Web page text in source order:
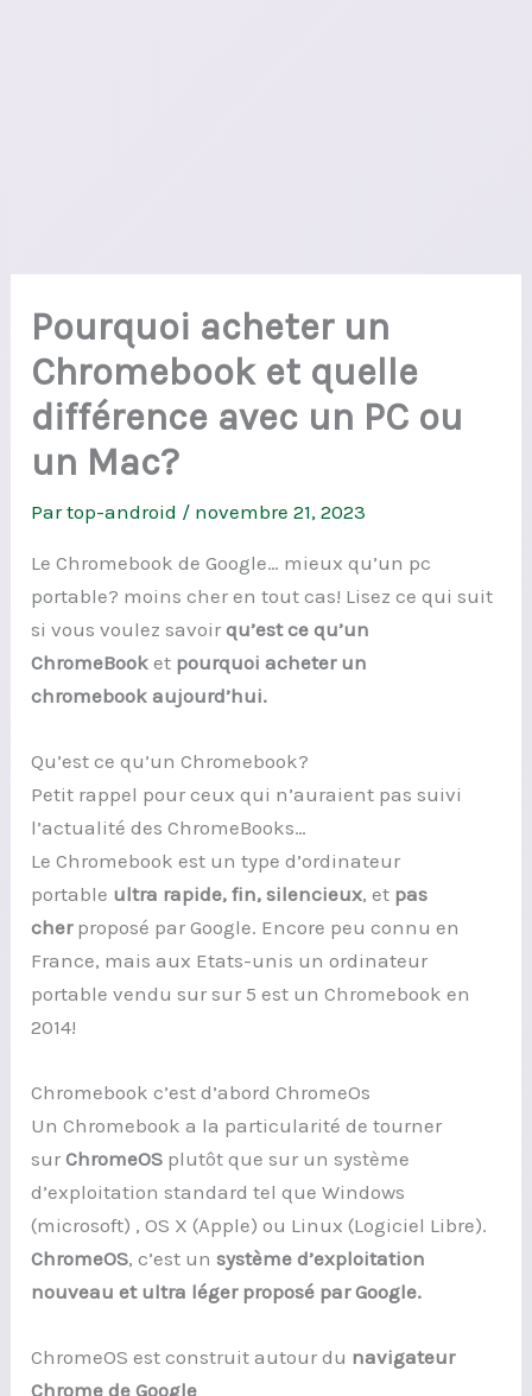
Pourquoi acheter un
Chromebook et quelle
différence avec un PC ou
un Mac?
Partop-android / novembre 21, 2023
Le Chromebook de Google… mieux qu’un pc
portable? moins cher en tout cas! Lisez ce qui suit
si vous voulez savoirqu’est ce qu’un
ChromeBook et pourquoi acheter un
chromebook aujourd’hui.
Qu’est ce qu’un Chromebook?
Petit rappel pour ceux qui n’auraient pas suivi
l’actualité des ChromeBooks…
Le Chromebook est un type d’ordinateur
portable ultra rapide, fin, silencieux, et pas
cherproposé par Google. Encore peu connu en
France, mais aux Etats-unis un ordinateur
portable vendu sur sur 5 est un Chromebook en
2014!
Chromebook c’est d’abord ChromeOs
Un Chromebook a la particularité de tourner
surChromeOS plutôt que sur un système
d’exploitation standard tel que Windows
(microsoft) , OS X (Apple) ou Linux (Logiciel Libre).
ChromeOS, c’est unsystème d’exploitation
nouveau et ultra léger proposé par Google.
ChromeOS est construit autour du navigateur
Chrome de Google